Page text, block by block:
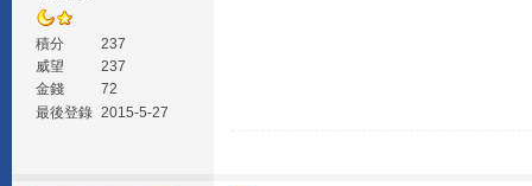
積分
237
威望
237
金錢
72
最後登錄 2015-5-27